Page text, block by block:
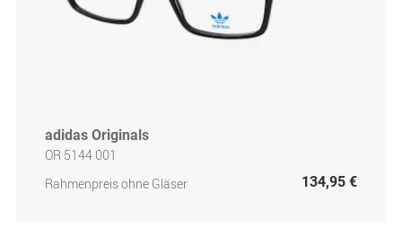
adidas Originals
OR 5144 001
Rahmenpreis ohne Gläser
134,95 €